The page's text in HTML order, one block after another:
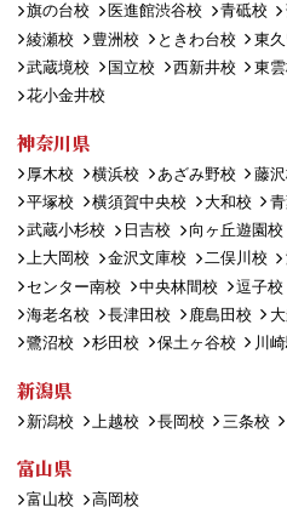
旗の台校
医進館渋谷校 青砥校
綾瀬校
豊洲校 ときわ台校 東
武蔵境校
国立校 西新井校 東
花小金井校
神奈川県
厚木校 横浜校 あざみ野校 藤
平塚校
横須賀中央校 大和校
武蔵小杉校
日吉校 向ヶ丘遊園校
上大岡校
金沢文庫校 二俣川校
センター南校
中央林間校 逗子校
海老名校
長津田校 鹿島田校
鷺沼校
杉田校 保土ヶ谷校 川
新潟県
新潟校 上越校 長岡校 三条校
富山県
富山校 高岡校